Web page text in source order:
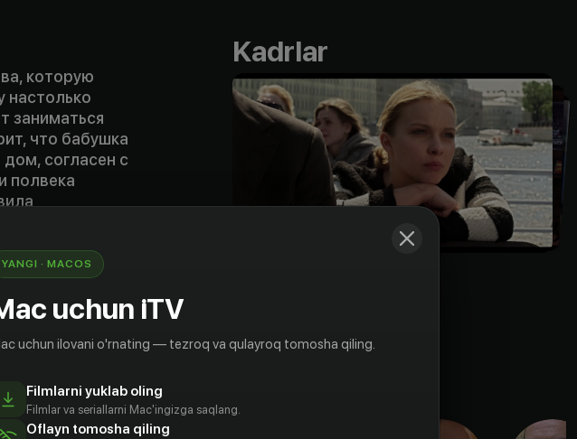
которую
настолько
заниматься
что бабушка
согласен с
полвека
сто тысяч
Kadrlar
YANGI · MACOS
uchun iTV
uchun ilovani o'rnating — tezroq va qulayroq tomosha qiling.
Filmlarni yuklab oling
Filmlar va seriallarni Mac'ingizga saqlang.
Oflayn tomosha qiling